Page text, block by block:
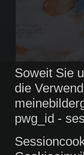
Soweit Sie
die
pwg_id -